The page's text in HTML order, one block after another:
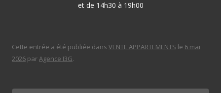
et de 14h30 à 19h00
Cette entrée a été publiée dans VENTE APPARTEMENTS le 6 mai
2026 parAgence I3G.